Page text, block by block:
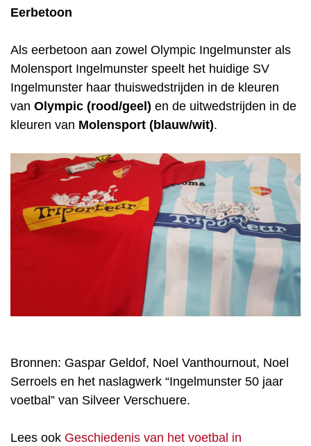
Eerbetoon
Als eerbetoon aan zowel Olympic Ingelmunster als
Molensport Ingelmunster speelt het huidige SV
Ingelmunster haar thuiswedstrijden in de kleuren
van Olympic (rood/geel) en de uitwedstrijden in de
kleuren van Molensport (blauw/wit).
Bronnen: Gaspar Geldof, Noel Vanthournout, Noel
Serroels en het naslagwerk “Ingelmunster 50 jaar
voetbal” van Silveer Verschuere.
Lees ook Geschiedenis van het voetbal in